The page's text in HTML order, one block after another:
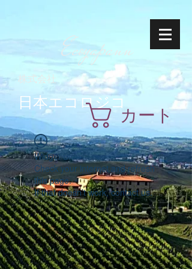
Ecoyapann
株式会社
日本エコロジコカート
Widget Didn’t Load
Check your internet and refresh
this page.
If that doesn’t work, contact us.